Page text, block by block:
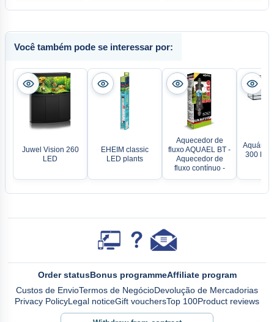
Você também pode se interessar por:
Juwel Vision 260
LED
EHEIM classic
LED plants
Aquecedor de
fluxo AQUAEL BT -
Aquecedor de
fluxo contínuo -
Aquário
300 L
Order statusBonus programmeAffiliate program
Custos de EnvioTermos de NegócioDevolução de Mercadorias
Privacy PolicyLegal noticeGift vouchersTop 100Product reviews